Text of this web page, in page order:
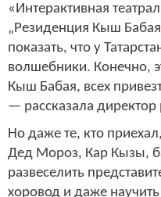
«Интерактивная
„Резиденция Кыш
показать, что у
волшебники. Конечно,
Кыш Бабая, всех
— рассказала
Но даже те, кто
Дед Мороз, Кар Кызы,
развеселить
хоровод и даже научить